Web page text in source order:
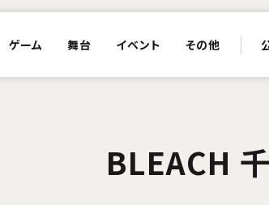
ゲーム 舞台 イベント その他
BLEACH